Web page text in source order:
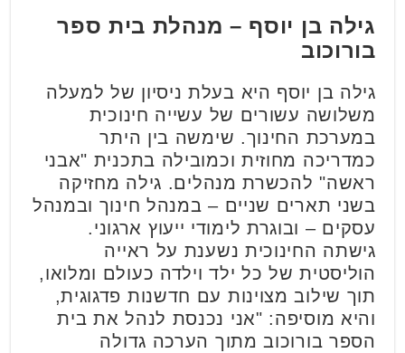
גילה בן יוסף – מנהלת בית ספר
בורוכוב
גילה בן יוסף היא בעלת ניסיון של למעלה
משלושה עשורים של עשייה חינוכית
במערכת החינוך. שימשה בין היתר
כמדריכה מחוזית וכמובילה בתכנית "אבני
ראשה" להכשרת מנהלים. גילה מחזיקה
בשני תארים שניים – במנהל חינוך ובמנהל
עסקים – ובוגרת לימודי ייעוץ ארגוני.
גישתה החינוכית נשענת על ראייה
הוליסטית של כל ילד וילדה כעולם ומלואו,
תוך שילוב מצוינות עם חדשנות פדגוגית,
והיא מוסיפה: "אני נכנסת לנהל את בית
הספר בורוכוב מתוך הערכה גדולה